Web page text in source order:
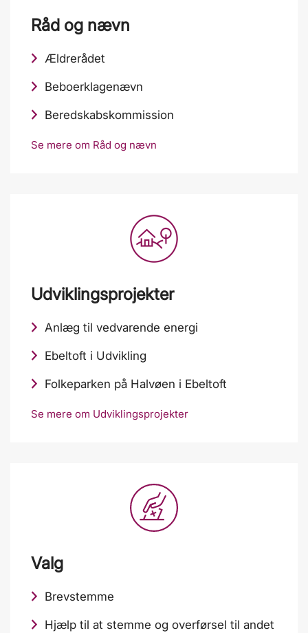
Råd og nævn
Ældrerådet
Beboerklagenævn
Beredskabskommission
Se mere om Råd og nævn
Udviklingsprojekter
Anlæg til vedvarende energi
Ebeltoft i Udvikling
Folkeparken på Halvøen i Ebeltoft
Se mere om Udviklingsprojekter
Valg
Brevstemme
Hjælp til at stemme og overførsel til andet